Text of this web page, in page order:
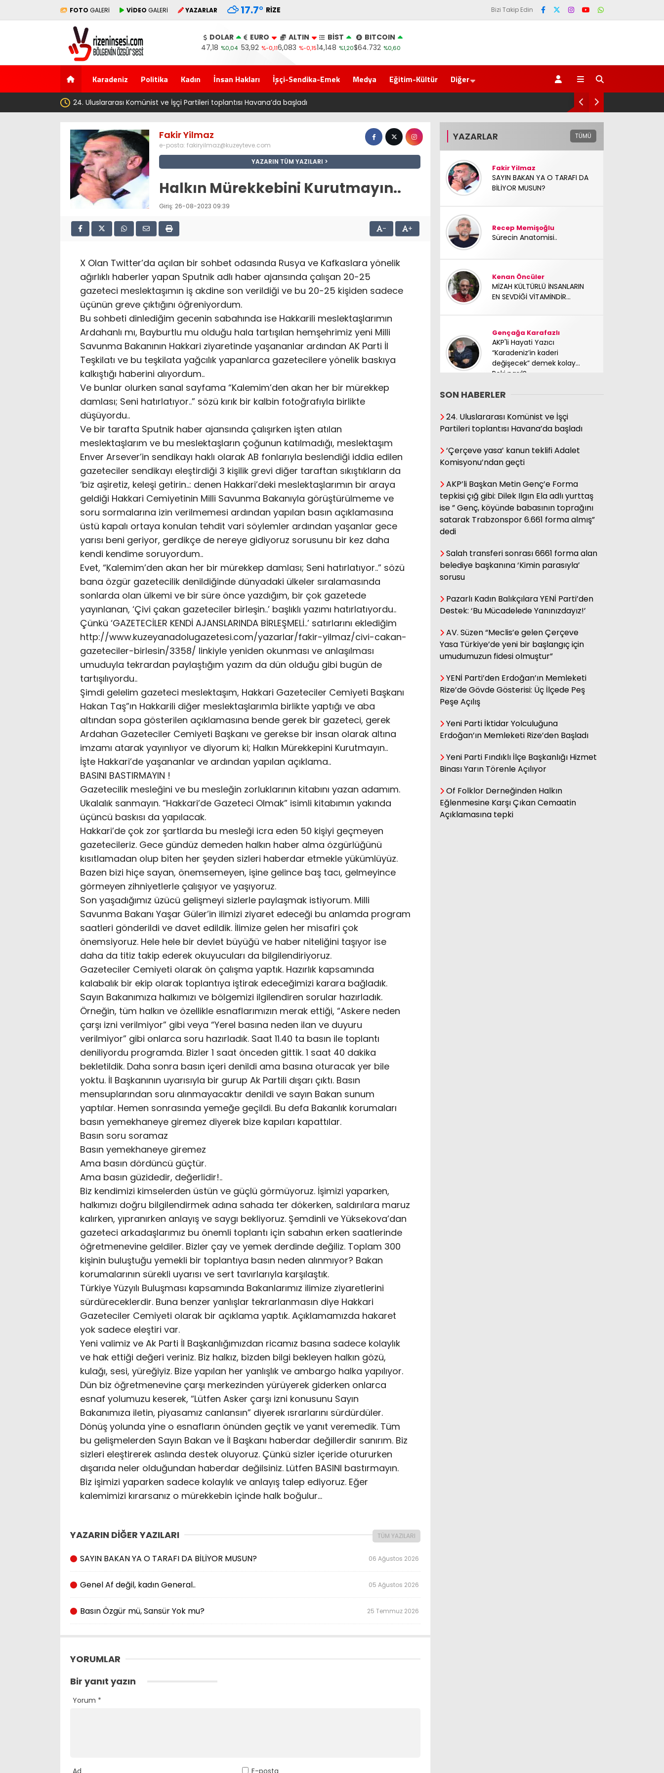
FOTO GALERİ VİDEO GALERİ YAZARLAR 17.7° RIZE Bizi Takip Edin
DOLAR
47,18 %0,04
EURO
53,92 %-0,11
ALTIN
6,083 %-0,15
BİST
14,148 %1,20
BITCOIN
$64.732 %0,60
Karadeniz Politika Kadın İnsan Hakları İşçi-Sendika-Emek Medya Eğitim-Kültür Diğer
‘Çerçeve yasa’ kanun teklifi Adalet Komisyonu’ndan geçti
Fakir Yilmaz
e-posta: fakiryilmaz@kuzeyteve.com
YAZARIN TÜM YAZILARI
Halkın Mürekkebini Kurutmayın..
Giriş: 26-08-2023 09:39
- +
X Olan Twitter’da açılan bir sohbet odasında Rusya ve Kafkaslara yönelik
ağırlıklı haberler yapan Sputnik adlı haber ajansında çalışan 20-25
gazeteci meslektaşımın iş akdine son verildiği ve bu 20-25 kişiden sadece
üçünün greve çıktığını öğreniyordum.
Bu sohbeti dinlediğim gecenin sabahında ise Hakkarili meslektaşlarımın
Ardahanlı mı, Bayburtlu mu olduğu hala tartışılan hemşehrimiz yeni Milli
Savunma Bakanının Hakkari ziyaretinde yaşananlar ardından AK Parti İl
Teşkilatı ve bu teşkilata yağcılık yapanlarca gazetecilere yönelik baskıya
kalkıştığı haberini alıyordum..
Ve bunlar olurken sanal sayfama “Kalemim’den akan her bir mürekkep
damlası; Seni hatırlatıyor..” sözü kırık bir kalbin fotoğrafıyla birlikte
düşüyordu..
Ve bir tarafta Sputnik haber ajansında çalışırken işten atılan
meslektaşlarım ve bu meslektaşların çoğunun katılmadığı, meslektaşım
Enver Arsever’in sendikayı haklı olarak AB fonlarıyla beslendiği iddia edilen
gazeteciler sendikayı eleştirdiği 3 kişilik grevi diğer taraftan sıkıştıkların da
‘biz aşiretiz, keleşi getirin..: denen Hakkari’deki meslektaşlarımın bir araya
geldiği Hakkari Cemiyetinin Milli Savunma Bakanıyla görüştürülmeme ve
soru sormalarına izin verilmemesi ardından yapılan basın açıklamasına
üstü kapalı ortaya konulan tehdit vari söylemler ardından yaşanlar gece
yarısı beni geriyor, gerdikçe de nereye gidiyoruz sorusunu bir kez daha
kendi kendime soruyordum..
Evet, “Kalemim’den akan her bir mürekkep damlası; Seni hatırlatıyor..” sözü
bana özgür gazetecilik denildiğinde dünyadaki ülkeler sıralamasında
sonlarda olan ülkemi ve bir süre önce yazdığım, bir çok gazetede
yayınlanan, ‘Çivi çakan gazeteciler birleşin..’ başlıklı yazımı hatırlatıyordu..
Çünkü ‘GAZETECİLER KENDİ AJANSLARINDA BİRLEŞMELİ..’ satırlarını eklediğim
http://www.kuzeyanadolugazetesi.com/yazarlar/fakir-yilmaz/civi-cakan-
gazeteciler-birlesin/3358/ linkiyle yeniden okunması ve anlaşılması
umuduyla tekrardan paylaştığım yazım da dün olduğu gibi bugün de
tartışılıyordu..
Şimdi gelelim gazeteci meslektaşım, Hakkari Gazeteciler Cemiyeti Başkanı
Hakan Taş”ın Hakkarili diğer meslektaşlarımla birlikte yaptığı ve aba
altından sopa gösterilen açıklamasına bende gerek bir gazeteci, gerek
Ardahan Gazeteciler Cemiyeti Başkanı ve gerekse bir insan olarak altına
imzamı atarak yayınlıyor ve diyorum ki; Halkın Mürekkepini Kurutmayın..
İşte Hakkari’de yaşananlar ve ardından yapılan açıklama..
BASINI BASTIRMAYIN !
Gazetecilik mesleğini ve bu mesleğin zorluklarının kitabını yazan adamım.
Ukalalık sanmayın. “Hakkari’de Gazeteci Olmak” isimli kitabımın yakında
üçüncü baskısı da yapılacak.
Hakkari’de çok zor şartlarda bu mesleği icra eden 50 kişiyi geçmeyen
gazetecileriz. Gece gündüz demeden halkın haber alma özgürlüğünü
kısıtlamadan olup biten her şeyden sizleri haberdar etmekle yükümlüyüz.
Bazen bizi hiçe sayan, önemsemeyen, işine gelince baş tacı, gelmeyince
görmeyen zihniyetlerle çalışıyor ve yaşıyoruz.
Son yaşadığımız üzücü gelişmeyi sizlerle paylaşmak istiyorum. Milli
Savunma Bakanı Yaşar Güler’in ilimizi ziyaret edeceği bu anlamda program
saatleri gönderildi ve davet edildik. İlimize gelen her misafiri çok
önemsiyoruz. Hele hele bir devlet büyüğü ve haber niteliğini taşıyor ise
daha da titiz takip ederek okuyucuları da bilgilendiriyoruz.
Gazeteciler Cemiyeti olarak ön çalışma yaptık. Hazırlık kapsamında
kalabalık bir ekip olarak toplantıya iştirak edeceğimizi karara bağladık.
Sayın Bakanımıza halkımızı ve bölgemizi ilgilendiren sorular hazırladık.
Örneğin, tüm halkın ve özellikle esnaflarımızın merak ettiği, “Askere neden
çarşı izni verilmiyor” gibi veya “Yerel basına neden ilan ve duyuru
verilmiyor” gibi onlarca soru hazırladık. Saat 11.40 ta basın ile toplantı
deniliyordu programda. Bizler 1 saat önceden gittik. 1 saat 40 dakika
bekletildik. Daha sonra basın içeri denildi ama basına oturacak yer bile
yoktu. İl Başkanının uyarısıyla bir gurup Ak Partili dışarı çıktı. Basın
mensuplarından soru alınmayacaktır denildi ve sayın Bakan sunum
yaptılar. Hemen sonrasında yemeğe geçildi. Bu defa Bakanlık korumaları
basın yemekhaneye giremez diyerek bize kapıları kapattılar.
Basın soru soramaz
Basın yemekhaneye giremez
Ama basın dördüncü güçtür.
Ama basın güzidedir, değerlidir!..
Biz kendimizi kimselerden üstün ve güçlü görmüyoruz. İşimizi yaparken,
halkımızı doğru bilgilendirmek adına sahada ter dökerken, saldırılara maruz
kalırken, yıpranırken anlayış ve saygı bekliyoruz. Şemdinli ve Yüksekova’dan
gazeteci arkadaşlarımız bu önemli toplantı için sabahın erken saatlerinde
öğretmenevine geldiler. Bizler çay ve yemek derdinde değiliz. Toplam 300
kişinin buluştuğu yemekli bir toplantıya basın neden alınmıyor? Bakan
korumalarının sürekli uyarısı ve sert tavırlarıyla karşılaştık.
Türkiye Yüzyılı Buluşması kapsamında Bakanlarımız ilimize ziyaretlerini
sürdüreceklerdir. Buna benzer yanlışlar tekrarlanmasın diye Hakkari
Gazeteciler Cemiyeti olarak bir açıklama yaptık. Açıklamamızda hakaret
yok sadece eleştiri var.
Yeni valimiz ve Ak Parti İl Başkanlığımızdan ricamız basına sadece kolaylık
ve hak ettiği değeri veriniz. Biz halkız, bizden bilgi bekleyen halkın gözü,
kulağı, sesi, yüreğiyiz. Bize yapılan her yanlışlık ve ambargo halka yapılıyor.
Dün biz öğretmenevine çarşı merkezinden yürüyerek giderken onlarca
esnaf yolumuzu keserek, “Lütfen Asker çarşı izni konusunu Sayın
Bakanımıza iletin, piyasamız canlansın” diyerek ısrarlarını sürdürdüler.
Dönüş yolunda yine o esnafların önünden geçtik ve yanıt veremedik. Tüm
bu gelişmelerden Sayın Bakan ve İl Başkanı haberdar değillerdir sanırım. Biz
sizleri eleştirerek aslında destek oluyoruz. Çünkü sizler içeride otururken
dışarıda neler olduğundan haberdar değilsiniz. Lütfen BASINI bastırmayın.
Biz işimizi yaparken sadece kolaylık ve anlayış talep ediyoruz. Eğer
kalemimizi kırarsanız o mürekkebin içinde halk boğulur…
YAZARIN DİĞER YAZILARI TÜM YAZILARI
SAYIN BAKAN YA O TARAFI DA BİLİYOR MUSUN? 06 Ağustos 2026
Genel Af değil, kadın General.. 05 Ağustos 2026
Basın Özgür mü, Sansür Yok mu? 25 Temmuz 2026
YORUMLAR
Bir yanıt yazın
Yorum *
YAZARLAR TÜMÜ
Fakir Yilmaz
SAYIN BAKAN YA O TARAFI DA
BİLİYOR MUSUN?
Recep Memişoğlu
Sürecin Anatomisi..
Kenan Öncüler
MİZAH KÜLTÜRLÜ İNSANLARIN
EN SEVDİĞİ VİTAMİNDİR...
Gençağa Karafazlı
AKP'li Hayati Yazıcı
“Karadeniz’in kaderi
değişecek” demek kolay…
Peki nasıl?
Mücadele arkadaşımız
yoldaşımız TC Sinan Kutay
sağ olsun.
Adnan Onay
CHP RİZE MİTİNGİ: SAHİBİNİN
SESİ
.İllada Barış...
Din, Siyaset ve Toplum
Hasan Azakli
YENİ EĞİTİM ÖĞRETİM YILI
BAŞLARKEN.....
Hasan Küçük
YILAN HİKÂYESİNE DÖNEN ÇAY
KANUNU
SON HABERLER
24. Uluslararası Komünist ve İşçi
Partileri toplantısı Havana’da başladı
‘Çerçeve yasa’ kanun teklifi Adalet
Komisyonu’ndan geçti
AKP’li Başkan Metin Genç’e Forma
tepkisi çığ gibi: Dilek Ilgın Ela adlı yurttaş
ise ” Genç, köyünde babasının toprağını
satarak Trabzonspor 6.661 forma almış”
dedi
Salah transferi sonrası 6661 forma alan
belediye başkanına ‘Kimin parasıyla’
sorusu
Pazarlı Kadın Balıkçılara YENİ Parti’den
Destek: ‘Bu Mücadelede Yanınızdayız!’
AV. Süzen “Meclis’e gelen Çerçeve
Yasa Türkiye’de yeni bir başlangıç için
umudumuzun fidesi olmuştur”
YENİ Parti’den Erdoğan’ın Memleketi
Rize’de Gövde Gösterisi: Üç İlçede Peş
Peşe Açılış
Yeni Parti İktidar Yolculuğuna
Erdoğan’ın Memleketi Rize’den Başladı
Yeni Parti Fındıklı İlçe Başkanlığı Hizmet
Binası Yarın Törenle Açılıyor
Of Folklor Derneğinden Halkın
Eğlenmesine Karşı Çıkan Cemaatin
Açıklamasına tepki